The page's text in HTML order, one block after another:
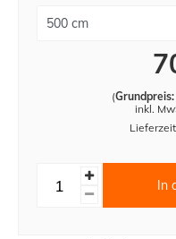
(Grundpreis:
inkl.
In